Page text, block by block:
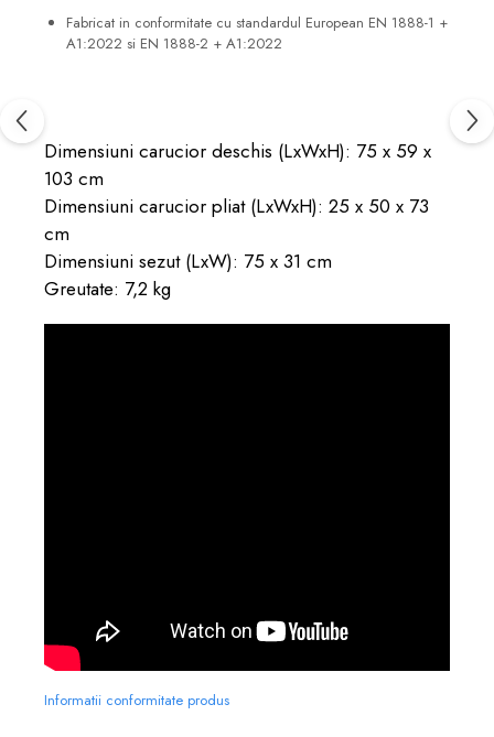
Fabricat in conformitate cu standardul European EN 1888-1 +
A1:2022 si EN 1888-2 + A1:2022
Dimensiuni carucior deschis (LxWxH): 75 x 59 x
103 cm
Dimensiuni carucior pliat (LxWxH): 25 x 50 x 73
cm
Dimensiuni sezut (LxW): 75 x 31 cm
Greutate: 7,2 kg
Informatii conformitate produs